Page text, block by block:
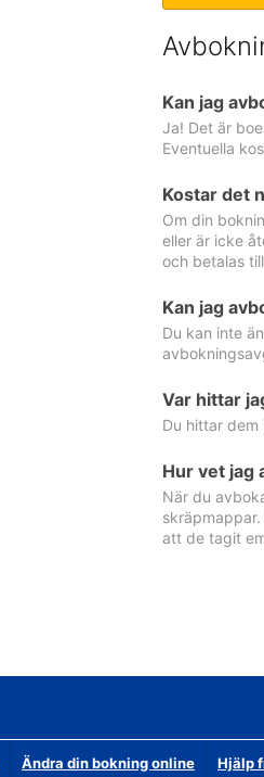
Kan jag
Ja! Det är
Eventuella
Kostar det
Om din
eller är icke
och betalas
Kan jag
Du kan inte
Var hittar
Du hittar
Hur vet jag
När du
att de tagit
Ändra din bokning online Hjälp